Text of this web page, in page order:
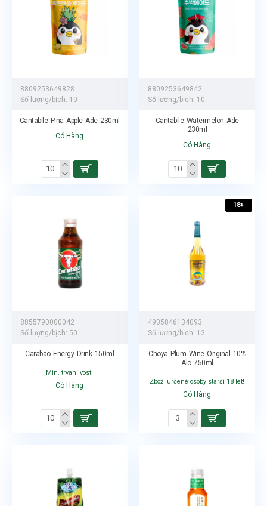
8809253649828
Số lượng/bịch: 10
Cantabile Pina Apple Ade 230ml
Có Hàng
8809253649842
Số lượng/bịch: 10
Cantabile Watermelon Ade
230ml
Có Hàng
8855790000042
Số lượng/bịch: 50
Carabao Energy Drink 150ml
Min. trvanlivost:
Có Hàng
18+
4905846134093
Số lượng/bịch: 12
Choya Plum Wine Original 10%
Alc 750ml
Zboží určené osoby starší 18 let!
Có Hàng